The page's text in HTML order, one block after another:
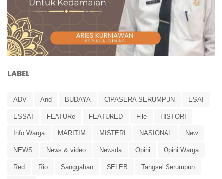
LABEL
ADV And BUDAYA CIPASERA SERUMPUN ESAI
ESSAI FEATURe FEATURED File HISTORI
Info Warga MARITIM MISTERI NASIONAL New
NEWS News & video Newsda Opini Opini Warga
Red Rio Sanggahan SELEB Tangsel Serumpun